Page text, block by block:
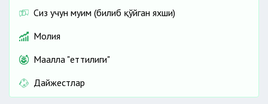
Сиз учун муҳим (билиб қўйган яхши)
Молия
Маҳалла "еттилиги"
Дайжестлар